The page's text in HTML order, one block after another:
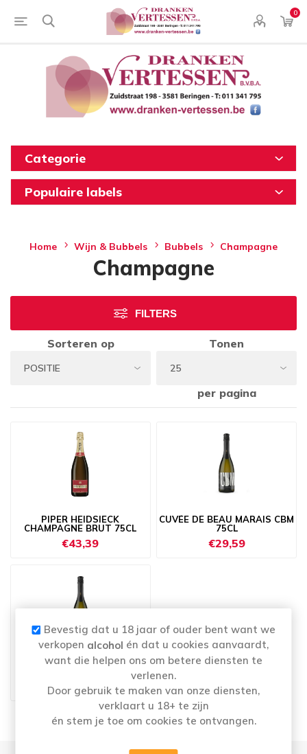
0
Categorie
Populaire labels
Home Wijn & Bubbels Bubbels Champagne
Champagne
FILTERS
Sorteren op Tonen
per pagina
PIPER HEIDSIECK
CHAMPAGNE BRUT 75CL
€43,39
CUVÉE DE BEAU MARAIS CBM
75CL
€29,59
LA CHOUETTE DE BEAU
€27,59
Bevestig dat u 18 jaar of ouder bent want we
verkopen alcohol én dat u cookies aanvaardt,
want die helpen ons om betere diensten te
verlenen.
Door gebruik te maken van onze diensten,
verklaart u 18+ te zijn
én stem je toe om cookies te ontvangen.